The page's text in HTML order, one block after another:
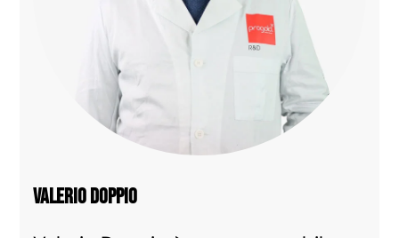
Valerio Doppio